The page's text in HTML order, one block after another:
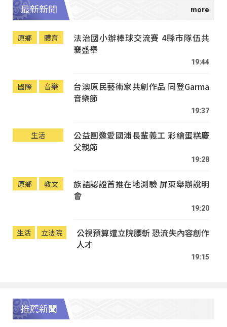
最新新聞
原鄉 體育
法治國小辦棒球交流賽 4縣市隊伍共
襄盛舉
19:44
國際 音樂
台澳原民藝術家共創作品 同登Garma
音樂節
19:37
生活
公益團邀愛國浦長輩義工 彩繪蛋糕慶
父親節
19:28
原鄉 教文
族語認證首推在地測驗 屏東舉辦說明
會
19:20
生活 立法院
公視預算遭立院腰斬 恐流失內容創作
人才
19:15
推薦新聞